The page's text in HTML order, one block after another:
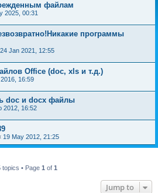
файлам
2025, 00:31
программы
24 Jan 2021, 12:55
Office (doc, xls и т.д.)
16:59
doc и docx файлы
2012, 16:52
19 May 2012, 21:25
topics • Page 1 of 1
Jump to